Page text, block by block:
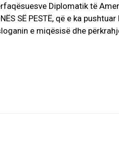
Diplomatik të
SË PESTË, që e ka
e miqësisë dhe